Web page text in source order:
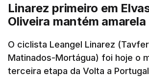
Linarez primeiro em
Oliveira mantém amarela
O ciclista Leangel Linarez
Matinados-Mortágua) foi hoje o
terceira etapa da Volta a